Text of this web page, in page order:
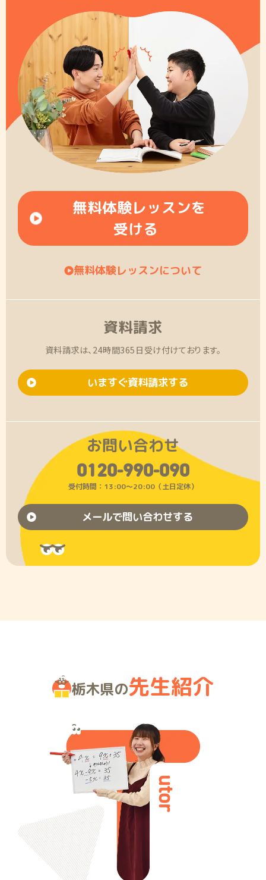
無料体験レッスンを
受ける
無料体験レッスンについて
資料請求
資料請求は、24時間365日受け付けております。
いますぐ資料請求する
お問い合わせ
0120-990-090
受付時間：13:00〜20:00（土日定休）
メールで問い合わせする
栃木県の先生紹介